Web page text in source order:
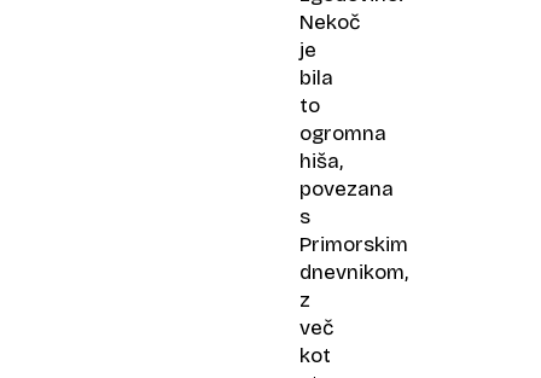
Nekoč
je
bila
to
ogromna
hiša,
povezana
s
Primorskim
dnevnikom,
z
več
kot